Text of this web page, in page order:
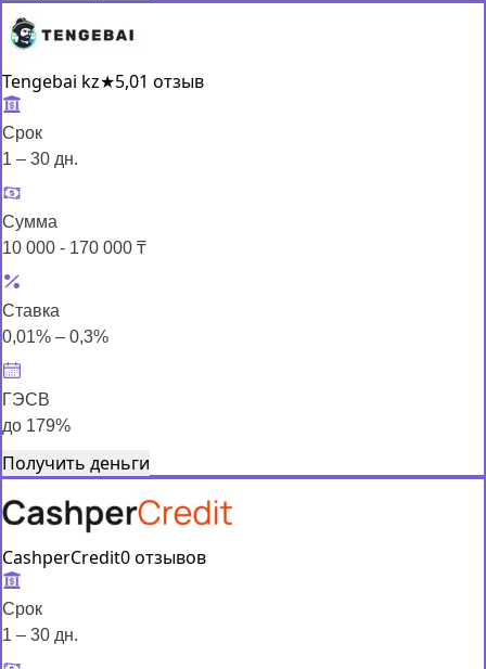
Tengebai kz★5,01 отзыв
Срок
1 – 30 дн.
Сумма
10 000 - 170 000 ₸
Ставка
0,01% – 0,3%
ГЭСВ
до 179%
Получить деньги
CashperCredit0 отзывов
Срок
1 – 30 дн.